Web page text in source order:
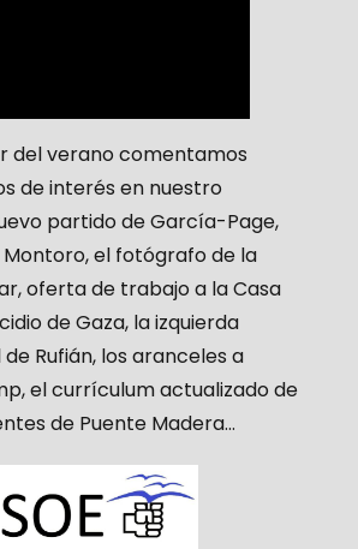
del verano comentamos
de interés en nuestro
partido de García-Page,
Montoro, el fotógrafo de la
oferta de trabajo a la Casa
de Gaza, la izquierda
Rufián, los aranceles a
el currículum actualizado de
de Puente Madera…